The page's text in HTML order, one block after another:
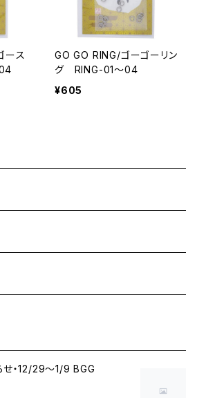
ース
GO GO RING/ゴーゴーリン
グ ‎RING-01〜04
¥605
せ・12/29〜1/9 BGG